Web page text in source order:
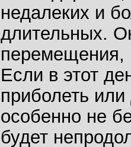
недалеких и
длительных.
перемещения,
Если в этот
приболеть
особенно не
будет